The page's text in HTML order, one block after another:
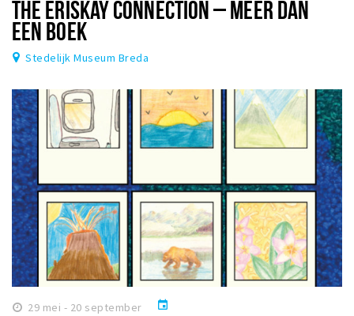
THE ERISKAY CONNECTION – MEER DAN
EEN BOEK
Stedelijk Museum Breda
29 mei - 20 september event